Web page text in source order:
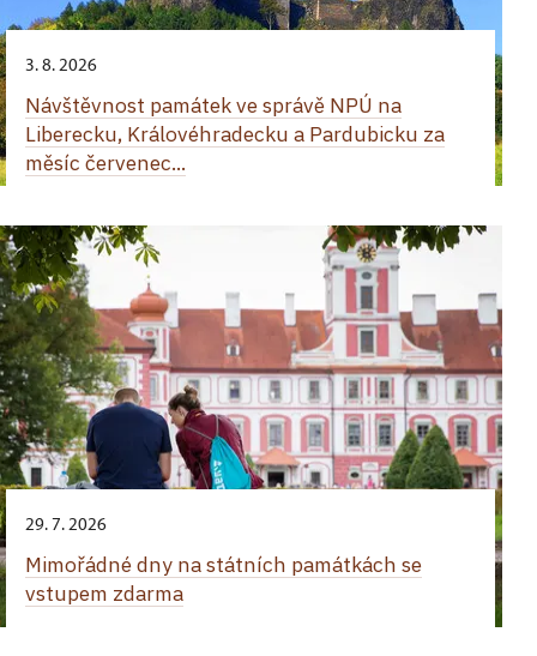
3. 8. 2026
Návštěvnost památek ve správě NPÚ na
Liberecku, Královéhradecku a Pardubicku za
měsíc červenec...
29. 7. 2026
Mimořádné dny na státních památkách se
vstupem zdarma